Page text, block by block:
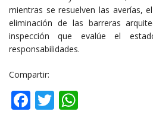
mientras se resuelven las averías,
eliminación de las barreras
inspección que evalúe el
responsabilidades.
Compartir:
Facebook
Twitter